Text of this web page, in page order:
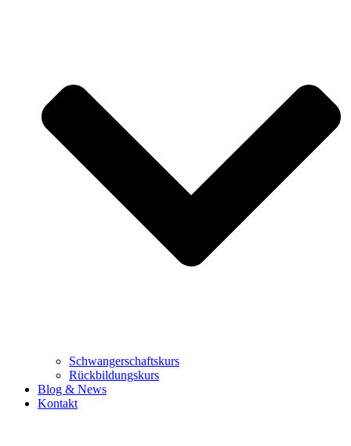
Schwangerschaftskurs
Rückbildungskurs
Blog & News
Kontakt